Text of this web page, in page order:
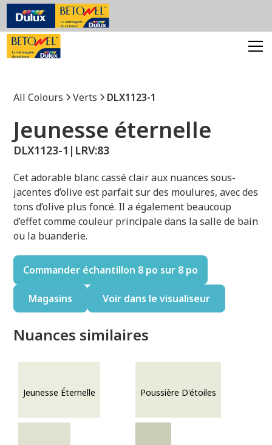
All Colours Verts DLX1123-1
Jeunesse éternelle
DLX1123-1 | LRV:83
Cet adorable blanc cassé clair aux nuances sous-
jacentes d’olive est parfait sur des moulures, avec des
tons d’olive plus foncé. Il a également beaucoup
d’effet comme couleur principale dans la salle de bain
ou la buanderie.
Commander échantillon 8 po sur 8 po
Magasins Voir dans le visualiseur
Nuances similaires
Jeunesse Éternelle Poussière D'étoiles